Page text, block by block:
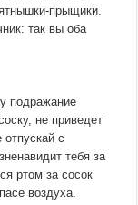
прыщики.
так вы оба
подражание
не приведет
с
тебя за
ртом за сосок
воздуха.